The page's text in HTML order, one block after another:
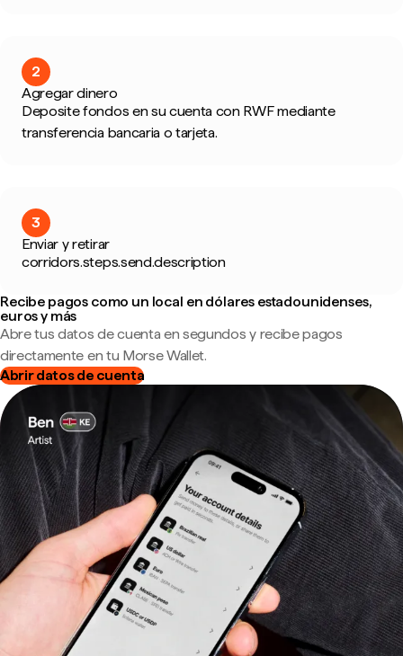
2
Agregar dinero
Deposite fondos en su cuenta con RWF mediante
transferencia bancaria o tarjeta.
3
Enviar y retirar
corridors.steps.send.description
Recibe pagos como un local en dólares estadounidenses,
euros y más
Abre tus datos de cuenta en segundos y recibe pagos
directamente en tu Morse Wallet.
Abrir datos de cuenta